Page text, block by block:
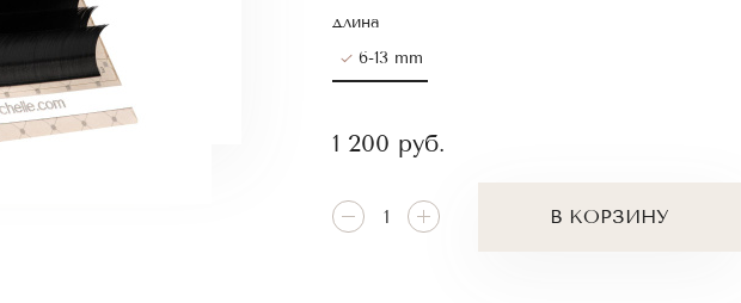
длина
6-13 mm
1 200 руб.
В КОРЗИНУ